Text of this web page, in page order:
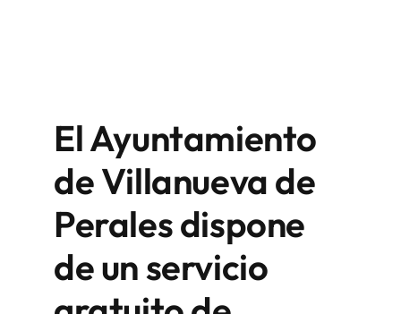
El Ayuntamiento
de Villanueva de
Perales dispone
de un servicio